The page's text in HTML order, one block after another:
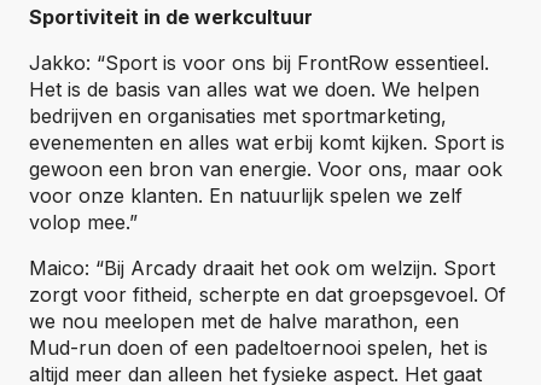
Sportiviteit in de werkcultuur
Jakko: “Sport is voor ons bij FrontRow essentieel.
Het is de basis van alles wat we doen. We helpen
bedrijven en organisaties met sportmarketing,
evenementen en alles wat erbij komt kijken. Sport is
gewoon een bron van energie. Voor ons, maar ook
voor onze klanten. En natuurlijk spelen we zelf
volop mee.”
Maico: “Bij Arcady draait het ook om welzijn. Sport
zorgt voor fitheid, scherpte en dat groepsgevoel. Of
we nou meelopen met de halve marathon, een
Mud-run doen of een padeltoernooi spelen, het is
altijd meer dan alleen het fysieke aspect. Het gaat